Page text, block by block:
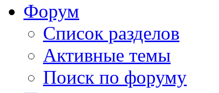
Форум
Список разделов
Активные темы
Поиск по форуму